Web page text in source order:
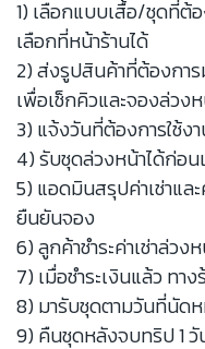
1) เลือกแบบเสื้อ/ชุดที่ต้
เลือกที่หน้าร้านได้
2) ส่งรูปสินค้าที่ต้องการ
เพื่อเช็กคิวและจองล่วง
3) แจ้งวันที่ต้องการใช้ง
4) รับชุดล่วงหน้าได้ก่อน
5) แอดมินสรุปค่าเช่าแล
ยืนยันจอง
6) ลูกค้าชำระค่าเช่าล่ว
7) เมื่อชำระเงินแล้ว ทาง
8) มารับชุดตามวันที่นัด
9) คืนชุดหลังจบทริป 1 วั